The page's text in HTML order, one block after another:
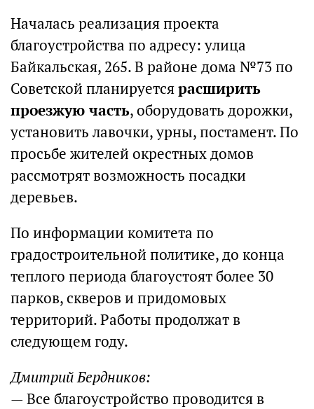
Началась реализация проекта
благоустройства по адресу: улица
Байкальская, 265. В районе дома №73 по
Советской планируетсярасширить
проезжую часть, оборудовать дорожки,
установить лавочки, урны, постамент. По
просьбе жителей окрестных домов
рассмотрят возможность посадки
деревьев.
По информации комитета по
градостроительной политике, до конца
теплого периода благоустоят более 30
парков, скверов и придомовых
территорий. Работы продолжат в
следующем году.
Дмитрий Бердников:
— Все благоустройство проводится в